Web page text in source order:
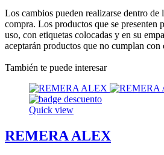
Los cambios pueden realizarse dentro de
compra. Los productos que se presenten
uso, con etiquetas colocadas y en su
aceptarán productos que no cumplan con
También te puede interesar
Quick view
REMERA ALEX